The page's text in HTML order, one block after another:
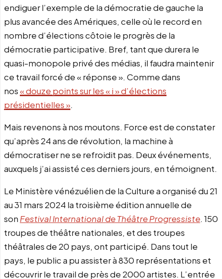
endiguer l’exemple de la démocratie de gauche la
plus avancée des Amériques, celle où le record en
nombre d’élections côtoie le progrès de la
démocratie participative. Bref, tant que durera le
quasi-monopole privé des médias, il faudra maintenir
ce travail forcé de « réponse ». Comme dans
nos« douze points sur les « i » d’élections
présidentielles ».
Mais revenons à nos moutons. Force est de constater
qu’après 24 ans de révolution, la machine à
démocratiser ne se refroidit pas. Deux événements,
auxquels j’ai assisté ces derniers jours, en témoignent.
Le Ministère vénézuélien de la Culture a organisé du 21
au 31 mars 2024 la troisième édition annuelle de
son Festival International de Théâtre Progressiste. 150
troupes de théâtre nationales, et des troupes
théâtrales de 20 pays, ont participé. Dans tout le
pays, le public a pu assister à 830 représentations et
découvrir le travail de près de 2000 artistes. L’entrée